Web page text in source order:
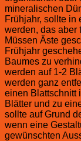
mineralischen
Frühjahr, sollte in
werden, das aber
Müssen Äste
Frühjahr
Baumes zu
werden auf 1-2
werden ganz
einen Blattschnitt
Blätter und zu
sollte auf Grund
wenn eine
gewünschten